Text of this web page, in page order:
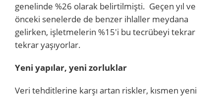
genelinde %26 olarak belirtilmişti. Geçen yıl ve
önceki senelerde de benzer ihlaller meydana
gelirken, işletmelerin %15'i bu tecrübeyi tekrar
tekrar yaşıyorlar.
Yeni yapılar, yeni zorluklar
Veri tehditlerine karşı artan riskler, kısmen yeni